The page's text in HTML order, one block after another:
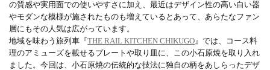
の質感や実用面での使いやすさに加え、最近はデザイン性の高い白い器
やモダンな模様が施されたものも増えているとあって、あらたなファン
層にもその人気は広がっています。
地域を味わう旅列車『THE RAIL KITCHEN CHIKUGO 』では、コース料
理のアミューズを載せるプレートや取り皿に、この小石原焼を取り入れ
ました。今回は、小石原焼の伝統的な技法に独自の柄をあしらったデザ